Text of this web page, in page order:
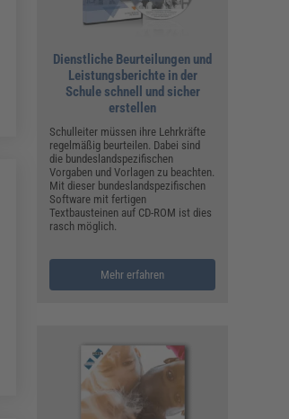
Arbeitshilfen
HERKERT)
Dienstliche Beurteilungen und
Leistungsberichte in der
Schule schnell und sicher
erstellen
Schulleiter müssen ihre Lehrkräfte
regelmäßig beurteilen. Dabei sind
die bundeslandspezifischen
Vorgaben und Vorlagen zu beachten.
Mit dieser bundeslandspezifischen
Software mit fertigen
Textbausteinen auf CD-ROM ist dies
rasch möglich.
Mehr erfahren